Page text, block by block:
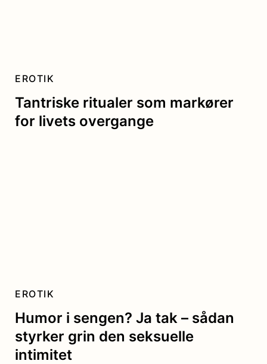
Tantriske ritualer som markører
for livets overgange
EROTIK
Humor i sengen? Ja tak – sådan
styrker grin den seksuelle
intimitet
EROTIK